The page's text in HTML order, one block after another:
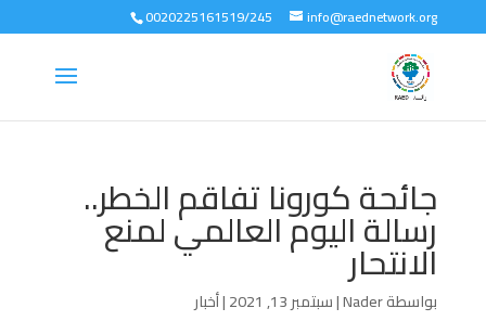
0020225161519/245 info@raednetwork.org
جائحة كورونا تفاقم الخطر..
رسالة اليوم العالمي لمنع
الانتحار
بواسطةNader
|سبتمبر 13, 2021 |أخبار